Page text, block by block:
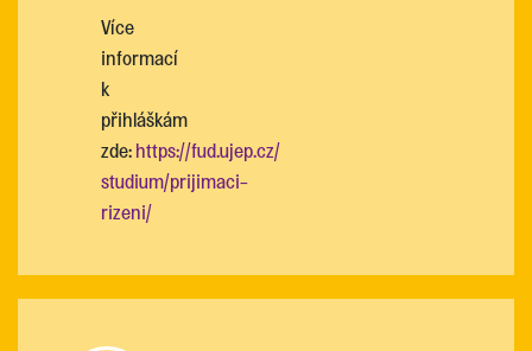
Více
informací
k
přihláškám
zde: https://fud.ujep.cz/
studium/prijimaci-
rizeni/